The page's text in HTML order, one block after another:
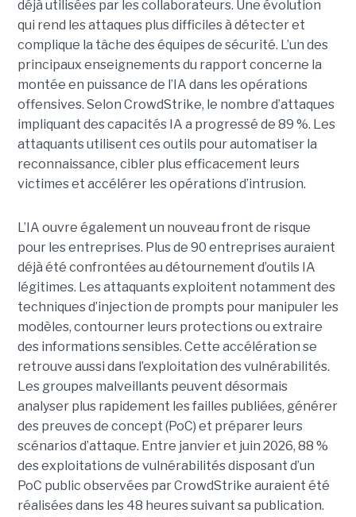
déjà utilisées par les collaborateurs. Une évolution
qui rend les attaques plus difficiles à détecter et
complique la tâche des équipes de sécurité. L’un des
principaux enseignements du rapport concerne la
montée en puissance de l’IA dans les opérations
offensives. Selon CrowdStrike, le nombre d’attaques
impliquant des capacités IA a progressé de 89 %. Les
attaquants utilisent ces outils pour automatiser la
reconnaissance, cibler plus efficacement leurs
victimes et accélérer les opérations d’intrusion.
L’IA ouvre également un nouveau front de risque
pour les entreprises. Plus de 90 entreprises auraient
déjà été confrontées au détournement d’outils IA
légitimes. Les attaquants exploitent notamment des
techniques d’injection de prompts pour manipuler les
modèles, contourner leurs protections ou extraire
des informations sensibles. Cette accélération se
retrouve aussi dans l’exploitation des vulnérabilités.
Les groupes malveillants peuvent désormais
analyser plus rapidement les failles publiées, générer
des preuves de concept (PoC) et préparer leurs
scénarios d’attaque. Entre janvier et juin 2026, 88 %
des exploitations de vulnérabilités disposant d’un
PoC public observées par CrowdStrike auraient été
réalisées dans les 48 heures suivant sa publication.